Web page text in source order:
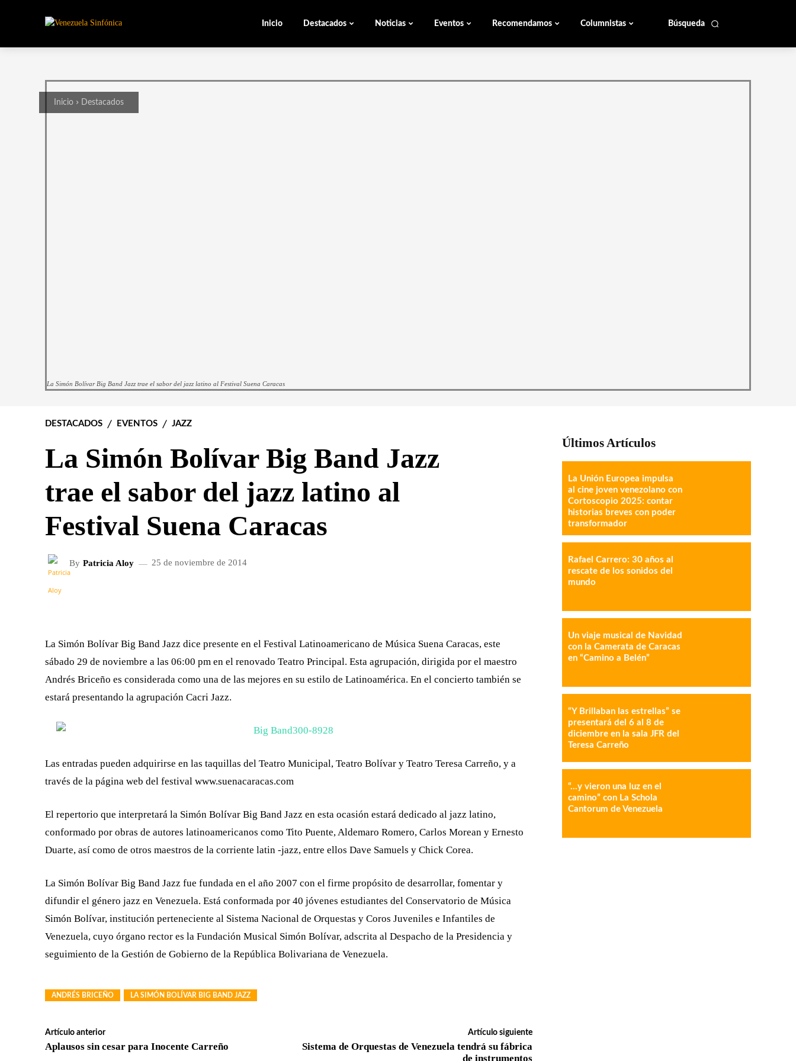
Búsqueda
Inicio Destacados Noticias Eventos Recomendamos Columnistas
Inicio Destacados
La Simón Bolívar Big Band Jazz trae el sabor del jazz latino al Festival Suena Caracas
DESTACADOS EVENTOS JAZZ
La Simón Bolívar Big Band Jazz
trae el sabor del jazz latino al
Festival Suena Caracas
By Patricia Aloy 25 de noviembre de 2014
La Simón Bolívar Big Band Jazz dice presente en el Festival Latinoamericano de Música Suena Caracas, este
sábado 29 de noviembre a las 06:00 pm en el renovado Teatro Principal. Esta agrupación, dirigida por el maestro
Andrés Briceño es considerada como una de las mejores en su estilo de Latinoamérica. En el concierto también se
estará presentando la agrupación Cacri Jazz.
Las entradas pueden adquirirse en las taquillas del Teatro Municipal, Teatro Bolívar y Teatro Teresa Carreño, y a
través de la página web del festival www.suenacaracas.com
El repertorio que interpretará la Simón Bolívar Big Band Jazz en esta ocasión estará dedicado al jazz latino,
conformado por obras de autores latinoamericanos como Tito Puente, Aldemaro Romero, Carlos Morean y Ernesto
Duarte, así como de otros maestros de la corriente latin -jazz, entre ellos Dave Samuels y Chick Corea.
La Simón Bolívar Big Band Jazz fue fundada en el año 2007 con el firme propósito de desarrollar, fomentar y
difundir el género jazz en Venezuela. Está conformada por 40 jóvenes estudiantes del Conservatorio de Música
Simón Bolívar, institución perteneciente al Sistema Nacional de Orquestas y Coros Juveniles e Infantiles de
Venezuela, cuyo órgano rector es la Fundación Musical Simón Bolívar, adscrita al Despacho de la Presidencia y
seguimiento de la Gestión de Gobierno de la República Bolivariana de Venezuela.
ANDRÉS BRICEÑO LA SIMÓN BOLÍVAR BIG BAND JAZZ
Artículo anterior
Aplausos sin cesar para Inocente Carreño
Artículo siguiente
Sistema de Orquestas de Venezuela tendrá su fábrica
de instrumentos
Últimos Artículos
La Unión Europea impulsa
al cine joven venezolano con
Cortoscopio 2025: contar
historias breves con poder
transformador
Rafael Carrero: 30 años al
rescate de los sonidos del
mundo
Un viaje musical de Navidad
con la Camerata de Caracas
en “Camino a Belén”
“Y Brillaban las estrellas” se
presentará del 6 al 8 de
diciembre en la sala JFR del
Teresa Carreño
“…y vieron una luz en el
camino” con La Schola
Cantorum de Venezuela